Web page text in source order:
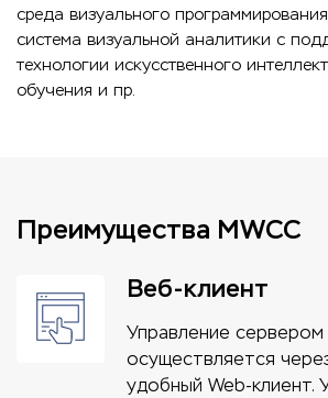
среда визуального
система визуальной аналитики с
технологии искусственного
обучения и пр.
Преимущества MWCC
Веб-клиент
Управление сервером
осуществляется
удобный Web-клиент.